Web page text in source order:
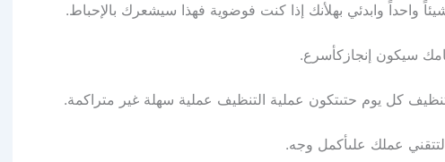
واحدا وابدئي بهلأنك إذا كنت فوضوية فهذا سيشعرك بالإحباط.
سيكون إنجازكأسرع.
كل يوم حتىتكون عملية التنظيف عملية سهلة غير متراكمة.
لتتقني عملك علىأكمل وجه.